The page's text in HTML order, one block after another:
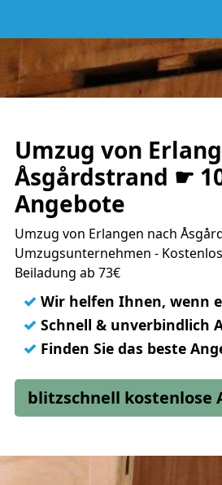
Umzug von
Åsgårdstrand ☛
Angebote
Umzug von Erlangen nach
Umzugsunternehmen -
Beiladung ab 73€
✓ Wir helfen Ihnen, wenn
✓ Schnell & unverbindlich
✓ Finden Sie das beste
blitzschnell kostenlose